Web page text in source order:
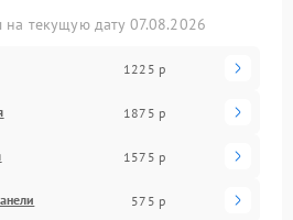
на текущую дату 07.08.2026
1225 р
1875 р
1575 р
575 р